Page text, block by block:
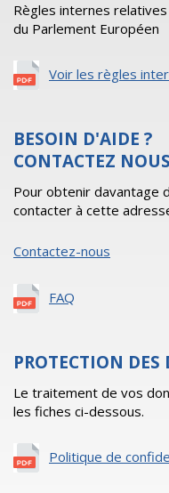
Règles internes
du Parlement Européen
Voir les règles
BESOIN D'AIDE ?
CONTACTEZ NOUS
Pour obtenir davantage
contacter à cette
Contactez-nous
FAQ
PROTECTION DES
Le traitement de vos
les fiches ci-dessous.
Politique de